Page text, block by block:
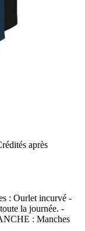
après
: Ourlet incurvé -
la journée. -
: Manches